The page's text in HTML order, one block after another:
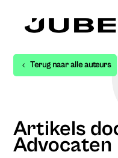
Terug naar alle auteurs
Artikels
Advocaten